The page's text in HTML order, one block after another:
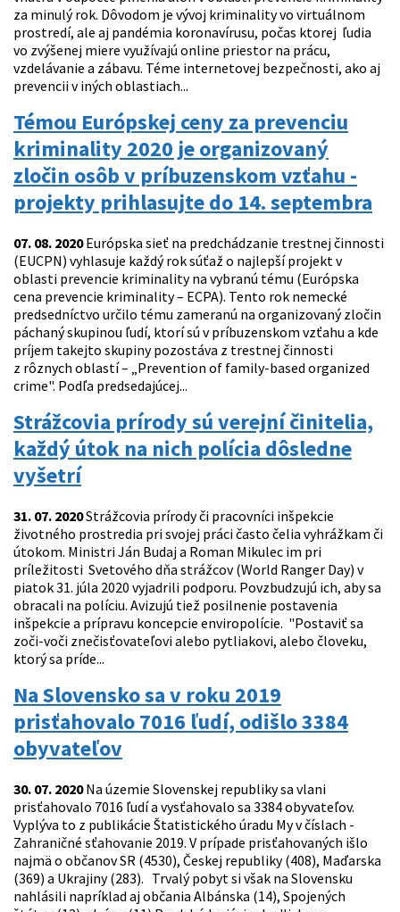
za minulý rok. Dôvodom je vývoj kriminality vo virtuálnom
prostredí, ale aj pandémia koronavírusu, počas ktorej ľudia
vo zvýšenej miere využívajú online priestor na prácu,
vzdelávanie a zábavu. Téme internetovej bezpečnosti, ako aj
prevencii v iných oblastiach...
Témou Európskej ceny za prevenciu
kriminality 2020 je organizovaný
zločin osôb v príbuzenskom vzťahu -
projekty prihlasujte do 14. septembra
07. 08. 2020Európska sieť na predchádzanie trestnej činnosti
(EUCPN) vyhlasuje každý rok súťaž o najlepší projekt v
oblasti prevencie kriminality na vybranú tému (Európska
cena prevencie kriminality – ECPA). Tento rok nemecké
predsedníctvo určilo tému zameranú na organizovaný zločin
páchaný skupinou ľudí, ktorí sú v príbuzenskom vzťahu a kde
príjem takejto skupiny pozostáva z trestnej činnosti
z rôznych oblastí – „Prevention of family-based organized
crime". Podľa predsedajúcej...
Strážcovia prírody sú verejní činitelia,
každý útok na nich polícia dôsledne
vyšetrí
31. 07. 2020Strážcovia prírody či pracovníci inšpekcie
životného prostredia pri svojej práci často čelia vyhrážkam či
útokom. Ministri Ján Budaj a Roman Mikulec im pri
príležitosti Svetového dňa strážcov (World Ranger Day) v
piatok 31. júla 2020 vyjadrili podporu. Povzbudzujú ich, aby sa
obracali na políciu. Avizujú tiež posilnenie postavenia
inšpekcie a prípravu koncepcie enviropolície. "Postaviť sa
zoči-voči znečisťovateľovi alebo pytliakovi, alebo človeku,
ktorý sa príde...
Na Slovensko sa v roku 2019
prisťahovalo 7016 ľudí, odišlo 3384
obyvateľov
30. 07. 2020Na územie Slovenskej republiky sa vlani
prisťahovalo 7016 ľudí a vysťahovalo sa 3384 obyvateľov.
Vyplýva to z publikácie Štatistického úradu My v číslach -
Zahraničné sťahovanie 2019. V prípade prisťahovaných išlo
najmä o občanov SR (4530), Českej republiky (408), Maďarska
(369) a Ukrajiny (283). Trvalý pobyt si však na Slovensku
nahlásili napríklad aj občania Albánska (14), Spojených